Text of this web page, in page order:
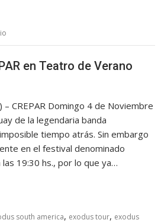
en Teatro de Verano
– CREPAR Domingo 4 de Noviembre
de la legendaria banda
tiempo atrás. Sin embargo
en el festival denominado
19:30 hs., por lo que ya…
south america, exodus tour, exodus